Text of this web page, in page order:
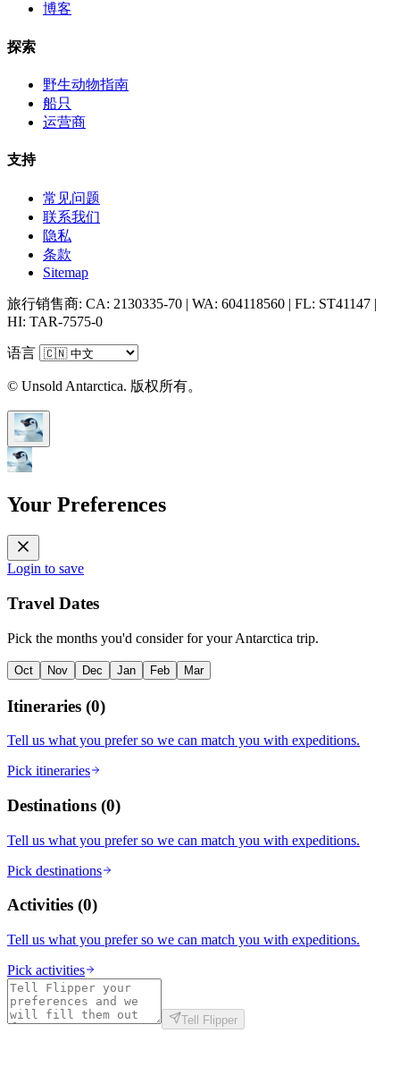
博客
探索
野生动物指南
船只
运营商
支持
常见问题
联系我们
隐私
条款
Sitemap
旅行销售商: CA: 2130335-70 | WA: 604118560 | FL: ST41147 |
HI: TAR-7575-0
语言
© Unsold Antarctica. 版权所有。
Your Preferences
Login to save
Travel Dates
Pick the months you'd consider for your Antarctica trip.
Oct Nov Dec Jan Feb Mar
Itineraries (0)
Tell us what you prefer so we can match you with expeditions.
Pick itineraries
Destinations (0)
Tell us what you prefer so we can match you with expeditions.
Pick destinations
Activities (0)
Tell us what you prefer so we can match you with expeditions.
Pick activities
Tell Flipper